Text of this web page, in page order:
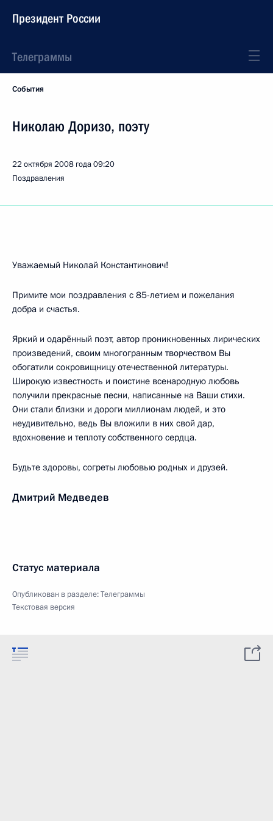
Президент России
Телеграммы
События
Николаю Доризо, поэту
22 октября 2008 года09:20
Поздравления
Уважаемый Николай Константинович!
Примите мои поздравления с 85-летием и пожелания
добра и счастья.
Яркий и одарённый поэт, автор проникновенных лирических
произведений, своим многогранным творчеством Вы
обогатили сокровищницу отечественной литературы.
Широкую известность и поистине всенародную любовь
получили прекрасные песни, написанные на Ваши стихи.
Они стали близки и дороги миллионам людей, и это
неудивительно, ведь Вы вложили в них свой дар,
вдохновение и теплоту собственного сердца.
Будьте здоровы, согреты любовью родных и друзей.
Дмитрий Медведев
Статус материала
Опубликован в разделе:Телеграммы
Текстовая версия